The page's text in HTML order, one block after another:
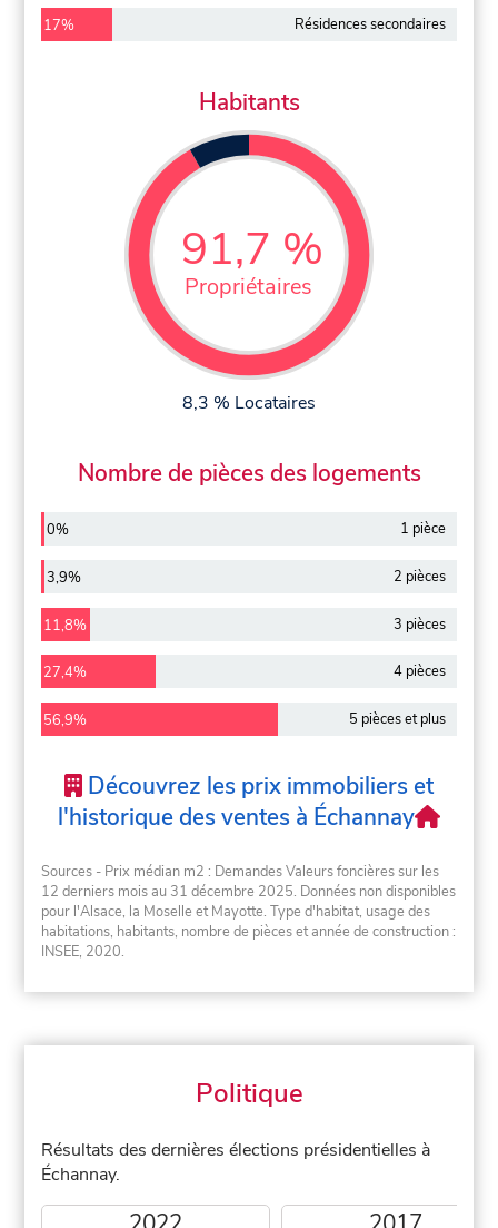
17% Résidences secondaires
Habitants
91,7 %
Propriétaires
8,3 % Locataires
Nombre de pièces des logements
0% 1 pièce
3,9% 2 pièces
11,8% 3 pièces
27,4% 4 pièces
56,9% 5 pièces et plus
Découvrez les prix immobiliers et
l'historique des ventes à Échannay
Sources - Prix médian m2 : Demandes Valeurs foncières sur les
12 derniers mois au 31 décembre 2025. Données non disponibles
pour l'Alsace, la Moselle et Mayotte. Type d'habitat, usage des
habitations, habitants, nombre de pièces et année de construction :
INSEE, 2020.
Politique
Résultats des dernières élections présidentielles à
Échannay.